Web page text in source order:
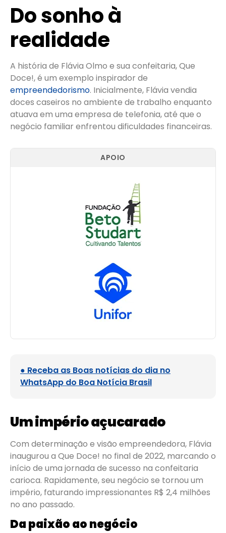
Do sonho à
realidade
A história de Flávia Olmo e sua confeitaria, Que
Doce!, é um exemplo inspirador de
empreendedorismo. Inicialmente, Flávia vendia
doces caseiros no ambiente de trabalho enquanto
atuava em uma empresa de telefonia, até que o
negócio familiar enfrentou dificuldades financeiras.
APOIO
● Receba as Boas notícias do dia no
WhatsApp do Boa Notícia Brasil
Um império açucarado
Com determinação e visão empreendedora, Flávia
inaugurou a Que Doce! no final de 2022, marcando o
início de uma jornada de sucesso na confeitaria
carioca. Rapidamente, seu negócio se tornou um
império, faturando impressionantes R$ 2,4 milhões
no ano passado.
Da paixão ao negócio